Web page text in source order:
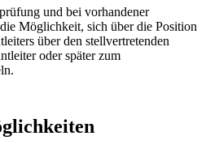
und bei vorhandener
Möglichkeit, sich über die Position
über den stellvertretenden
oder später zum